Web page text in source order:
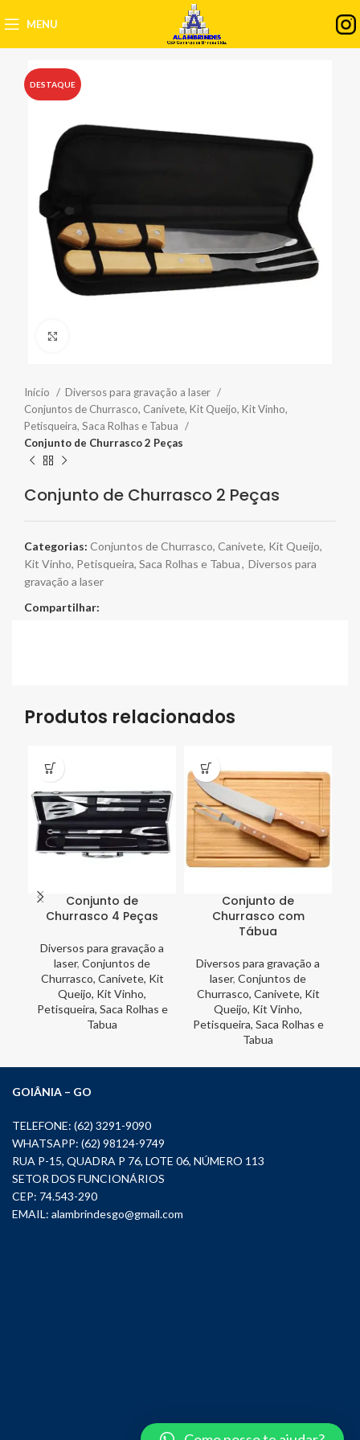
MENU
DESTAQUE
Início
Diversos para gravação a laser
Conjuntos de Churrasco, Canivete, Kit Queijo, Kit Vinho,
Petisqueira, Saca Rolhas e Tabua
Conjunto de Churrasco 2 Peças
Conjunto de Churrasco 2 Peças
Categorias: Conjuntos de Churrasco, Canivete, Kit Queijo,
Kit Vinho, Petisqueira, Saca Rolhas e Tabua, Diversos para
gravação a laser
Compartilhar:
Produtos relacionados
Conjunto de
Churrasco 4 Peças
Diversos para gravação a
laser, Conjuntos de
Churrasco, Canivete, Kit
Queijo, Kit Vinho,
Petisqueira, Saca Rolhas e
Tabua
Conjunto de
Churrasco com
Tábua
Diversos para gravação a
laser, Conjuntos de
Churrasco, Canivete, Kit
Queijo, Kit Vinho,
Petisqueira, Saca Rolhas e
Tabua
GOIÂNIA – GO
TELEFONE: (62) 3291-9090
WHATSAPP: (62) 98124-9749
RUA P-15, QUADRA P 76, LOTE 06, NÚMERO 113
SETOR DOS FUNCIONÁRIOS
CEP: 74.543-290
EMAIL: alambrindesgo@gmail.com